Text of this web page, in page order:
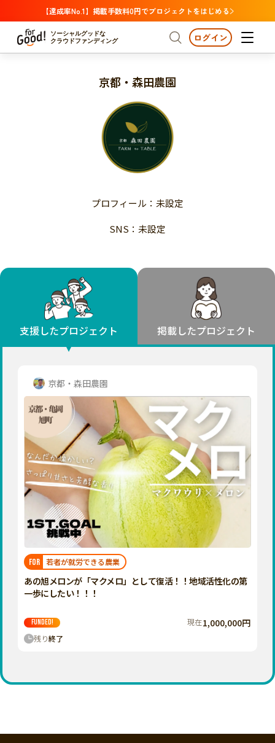
【達成率No.1】掲載手数料0円でプロジェクトをはじめる
ソーシャルグッドな
クラウドファンディング
プロジェクトからさがす 注目
支援金額が多い
支援人数が多い
終了日が近い
国際協力
子ども・教育
フード・農業
文化
環境・エシカル
人権・マイノリティ
社会貢献
地域からさがす 北海道・東北
北海道
山形
関東
茨城
千葉
神奈川
石川
支援金額が多い
終了日が近い
カテゴリーからさがす
医療・福祉
子ども・教育
人権・マイノリティ
北海道 青森 岩手 宮城
秋田
福島
茨城 栃木 群馬
千葉
東京
神奈川
新潟 富山 石川
長野
岐阜 静岡 愛知
三重 滋賀 京都 大阪
兵庫
奈良
和歌山
中国
鳥取 島根 岡山 広島 山口
四国
徳島 香川 高知
九州・沖縄
福岡 佐賀 長崎
鹿児島
ログイン
京都・森田農園
プロフィール：未設定
SNS：未設定
支援したプロジェクト 掲載したプロジェクト
京都・森田農園
FOR 若者が就労できる農業
あの旭メロンが「マクメロ」として復活！！地域活性化の第
一歩にしたい！！！
FUNDED! 現在1,000,000円
残り終了